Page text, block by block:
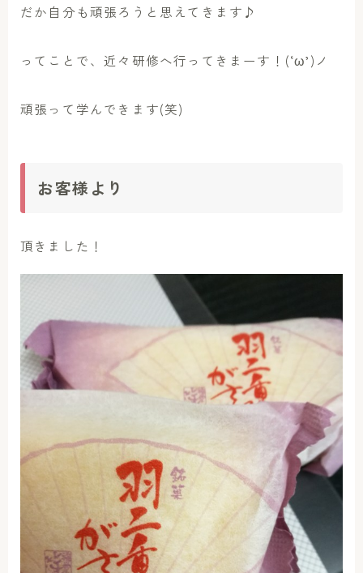
だか自分も頑張ろうと思えてきます♪
ってことで、近々研修へ行ってきまーす！(‘ω’)ノ
頑張って学んできます(笑)
お客様より
頂きました！